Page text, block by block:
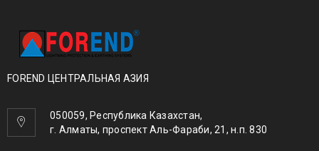
FOREND ЦЕНТРАЛЬНАЯ АЗИЯ
050059, Республика Казахстан,
г. Алматы, проспект Аль-Фараби, 21, н.п. 830